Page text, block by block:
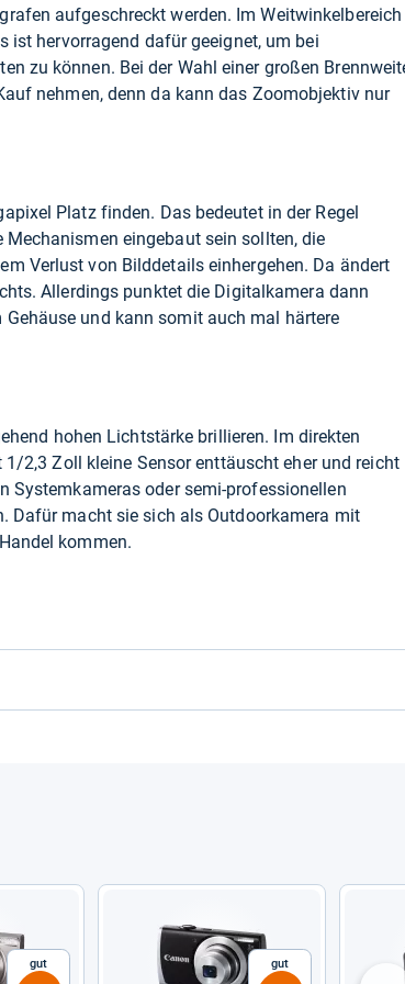
aufgeschreckt werden. Im Weitwinkelbereich
ist hervorragend dafür geeignet, um bei
zu können. Bei der Wahl einer großen
nehmen, denn da kann das Zoomobjektiv nur
Platz finden. Das bedeutet in der Regel
eingebaut sein sollten, die
Verlust von Bilddetails einhergehen. Da ändert
Allerdings punktet die Digitalkamera dann
und kann somit auch mal härtere
hohen Lichtstärke brillieren. Im direkten
2,3 Zoll kleine Sensor enttäuscht eher und reicht
Systemkameras oder semi-professionellen
Dafür macht sie sich als Outdoorkamera mit
kommen.
Gut Gut